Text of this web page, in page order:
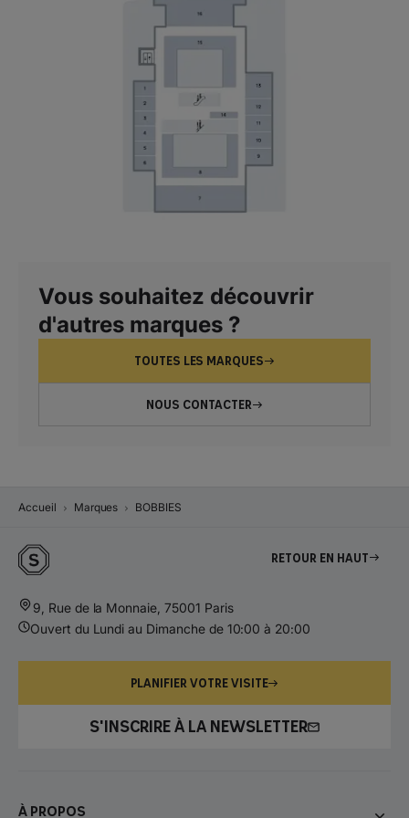
Vous souhaitez découvrir
d'autres marques ?
TOUTES LES MARQUES
NOUS CONTACTER
Accueil Marques BOBBIES
Retour en haut
9, Rue de la Monnaie, 75001 Paris
Ouvert du Lundi au Dimanche de 10:00 à 20:00
PLANIFIER VOTRE VISITE
S'INSCRIRE À LA NEWSLETTER
À propos